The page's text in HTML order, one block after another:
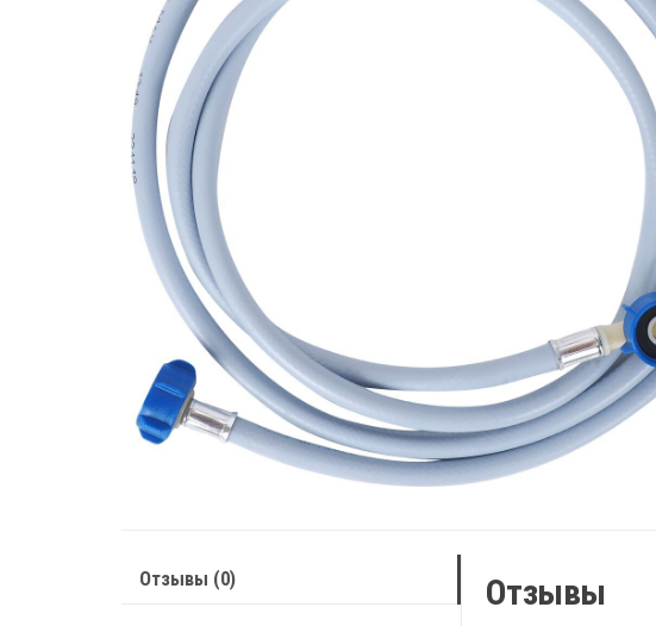
Отзывы (0) Отзывы